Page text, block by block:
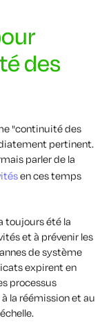
des
"continuité des
pertinent.
parler de la
en ces temps
toujours été la
et à prévenir les
de système
expirent en
processus
la réémission et au